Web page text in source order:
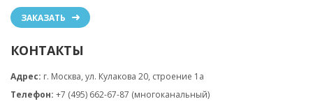
ЗАКАЗАТЬ
КОНТАКТЫ
Адрес: г. Москва, ул. Кулакова 20, строение 1a
Телефон: +7 (495) 662-67-87 (многоканальный)